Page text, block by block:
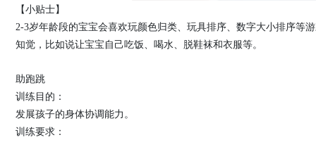
【小贴士】
2-3岁年龄段的宝宝会喜欢玩颜色归类、玩具排序、数字大小排序等
知觉，比如说让宝宝自己吃饭、喝水、脱鞋袜和衣服等。
助跑跳
训练目的：
发展孩子的身体协调能力。
训练要求：